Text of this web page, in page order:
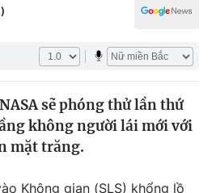
sẽ phóng thử lần thứ
không người lái mới với
mặt trăng.
Không gian (SLS) khổng lồ